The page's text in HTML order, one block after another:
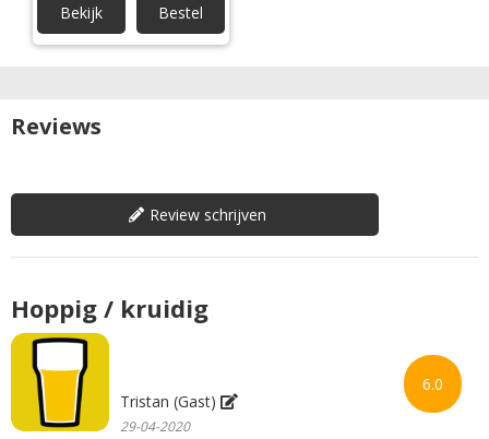
Bekijk Bestel
Reviews
Review schrijven
6.0
Hoppig / kruidig
Tristan (Gast)
29-04-2020